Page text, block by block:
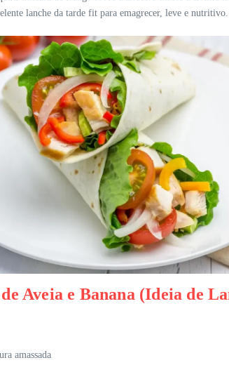
lanche da tarde fit para emagrecer, leve e nutritivo.
Aveia e Banana (Ideia de
amassada